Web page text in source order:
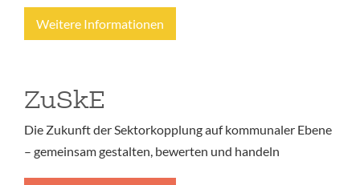
Weitere Informationen
ZuSkE
Die Zukunft der Sektorkopplung auf kommunaler Ebene
– gemeinsam gestalten, bewerten und handeln